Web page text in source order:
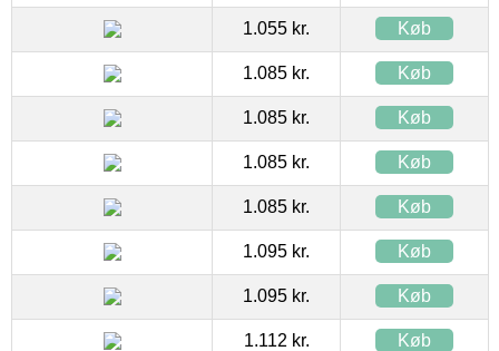
1.055 kr. Køb
1.085 kr. Køb
1.085 kr. Køb
1.085 kr. Køb
1.085 kr. Køb
1.095 kr. Køb
1.095 kr. Køb
1.112 kr. Køb